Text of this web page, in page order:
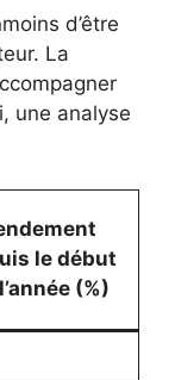
d’être
La
une analyse
le début
(%)